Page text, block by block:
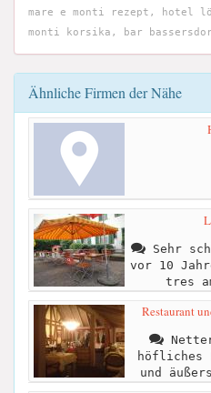
mare e monti rezept, hotel
monti korsika, bar
Ähnliche Firmen der Nähe
Sehr
vor 10
tres
Restaurant
Netter
höfliches
und